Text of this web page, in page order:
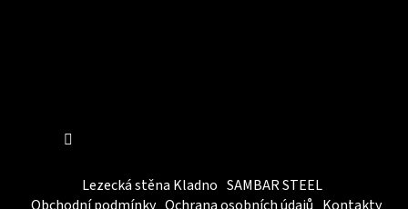
Lezecká stěna Kladno SAMBAR STEEL